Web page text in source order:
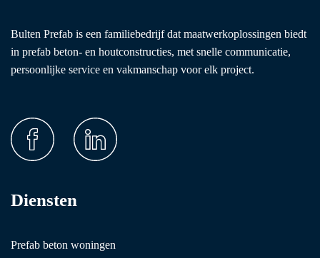
Bulten Prefab is een familiebedrijf dat maatwerkoplossingen biedt
in prefab beton- en houtconstructies, met snelle communicatie,
persoonlijke service en vakmanschap voor elk project.
Diensten
Prefab beton woningen